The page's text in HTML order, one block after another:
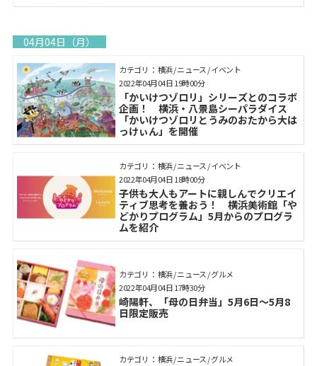
04月04日（月）
カテゴリ： 横浜 / ニュース / イベント
「かいけつゾロリ」シリーズとのコラボ
企画！ 横浜・八景島シーパラダイス
「かいけつゾロリとうみのおたから大は
っけぃん」を開催
2022年04月04日 19時00分
カテゴリ： 横浜 / ニュース / イベント
子供も大人もアートに親しんでクリエイ
ティブ思考を養おう！ 横浜美術館「や
どかりプログラム」5月からのプログラ
ムを紹介
2022年04月04日 18時00分
カテゴリ： 横浜 / ニュース / グルメ
崎陽軒、「母の日弁当」5月6日～5月8
日限定販売
2022年04月04日 17時30分
カテゴリ： 横浜 / ニュース / グルメ